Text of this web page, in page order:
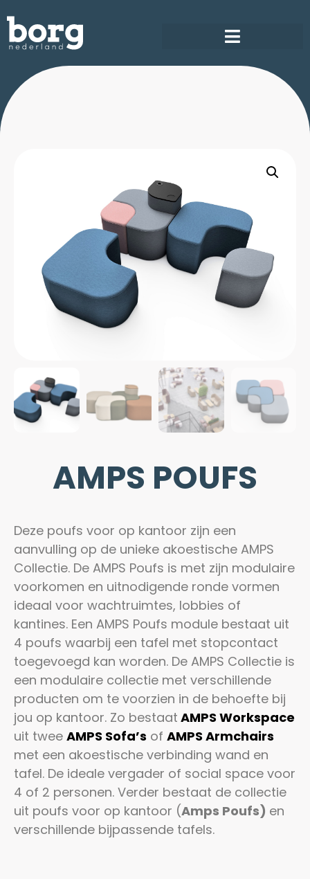
AMPS POUFS
Deze poufs voor op kantoor zijn een
aanvulling op de unieke akoestische AMPS
Collectie. De AMPS Poufs is met zijn modulaire
voorkomen en uitnodigende ronde vormen
ideaal voor wachtruimtes, lobbies of
kantines. Een AMPS Poufs module bestaat uit
4 poufs waarbij een tafel met stopcontact
toegevoegd kan worden. De AMPS Collectie is
een modulaire collectie met verschillende
producten om te voorzien in de behoefte bij
jou op kantoor. Zo bestaat AMPS Workspace
uit twee AMPS Sofa’s of AMPS Armchairs
met een akoestische verbinding wand en
tafel. De ideale vergader of social space voor
4 of 2 personen. Verder bestaat de collectie
uit poufs voor op kantoor (Amps Poufs) en
verschillende bijpassende tafels.